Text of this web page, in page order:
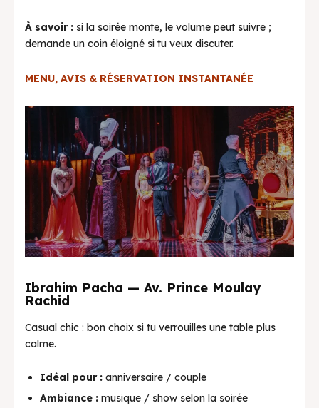
À savoir : si la soirée monte, le volume peut suivre ;
demande un coin éloigné si tu veux discuter.
MENU, AVIS & RÉSERVATION INSTANTANÉE
Ibrahim Pacha — Av. Prince Moulay
Rachid
Casual chic : bon choix si tu verrouilles une table plus
calme.
Idéal pour : anniversaire / couple
Ambiance : musique / show selon la soirée